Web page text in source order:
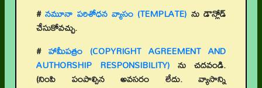
#నమూనా పరిశోధన వ్యాసం (TEMPLATE) ను డౌన్లోడ్
చేసుకోవచ్చు.
# హామీపత్రం (COPYRIGHT AGREEMENT AND
AUTHORSHIP RESPONSIBILITY) ను చదవండి.
(నింపి పంపాల్సిన అవసరం లేదు. వ్యాసాన్ని